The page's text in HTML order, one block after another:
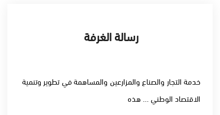
رسالة الغرفة
خدمة التجار والصناع والمزارعين والمساهمة في تطوير وتنمية
الاقتصاد الوطني ... هذه